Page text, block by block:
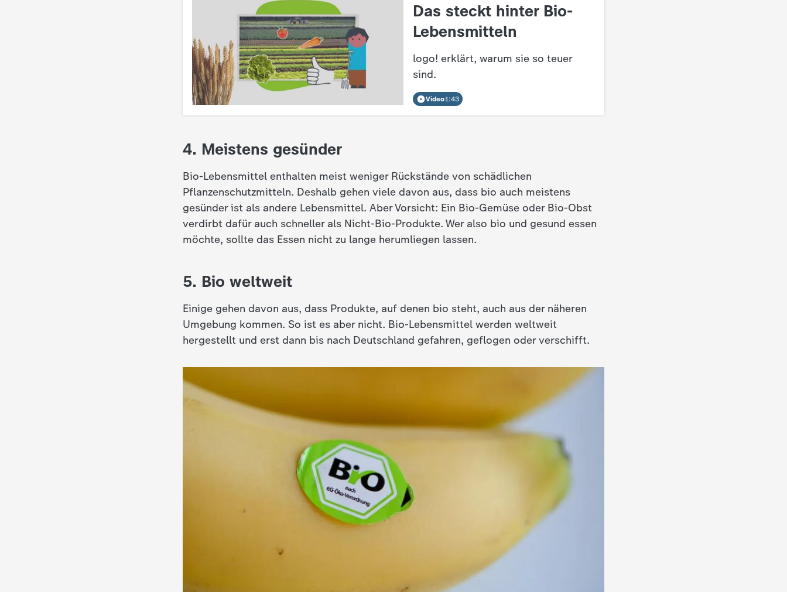
:Das steckt hinter Bio-
Lebensmitteln
logo! erklärt, warum sie so teuer
sind.
Video1:43
4. Meistens gesünder
Bio-Lebensmittel enthalten meist weniger Rückstände von schädlichen
Pflanzenschutzmitteln. Deshalb gehen viele davon aus, dass bio auch meistens
gesünder ist als andere Lebensmittel. Aber Vorsicht: Ein Bio-Gemüse oder Bio-Obst
verdirbt dafür auch schneller als Nicht-Bio-Produkte. Wer also bio und gesund essen
möchte, sollte das Essen nicht zu lange herumliegen lassen.
5. Bio weltweit
Einige gehen davon aus, dass Produkte, auf denen bio steht, auch aus der näheren
Umgebung kommen. So ist es aber nicht. Bio-Lebensmittel werden weltweit
hergestellt und erst dann bis nach Deutschland gefahren, geflogen oder verschifft.